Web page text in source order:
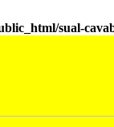
sual-